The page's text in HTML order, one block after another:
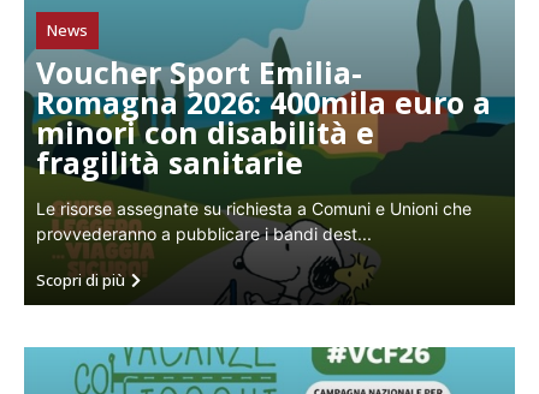
News
Voucher Sport Emilia-
Romagna 2026: 400mila euro a
minori con disabilità e
fragilità sanitarie
Le risorse assegnate su richiesta a Comuni e Unioni che
provvederanno a pubblicare i bandi dest...
Scopri di più